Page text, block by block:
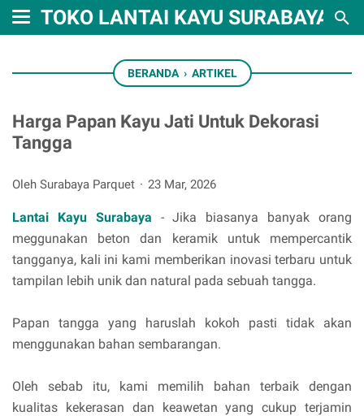
TOKO LANTAI KAYU SURABAYA
BERANDA › ARTIKEL
Harga Papan Kayu Jati Untuk Dekorasi
Tangga
Oleh Surabaya Parquet 23 Mar, 2026
Lantai Kayu Surabaya
- Jika biasanya banyak orang
meggunakan beton dan keramik untuk mempercantik
tangganya, kali ini kami memberikan inovasi terbaru untuk
tampilan lebih unik dan natural pada sebuah tangga.
Papan tangga yang haruslah kokoh pasti tidak akan
menggunakan bahan sembarangan.
Oleh sebab itu, kami memilih bahan terbaik dengan
kualitas kekerasan dan keawetan yang cukup terjamin